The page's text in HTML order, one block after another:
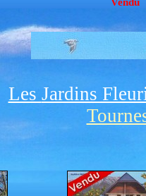
Les Jardins